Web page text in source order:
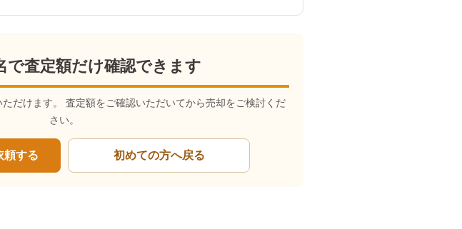
で査定額だけ確認できます
だけます。 査定額をご確認いただいてから売却をご検討くだ
さい。
頼する 初めての方へ戻る